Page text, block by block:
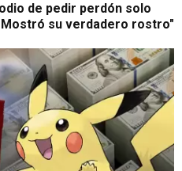
de pedir perdón solo
su verdadero rostro"